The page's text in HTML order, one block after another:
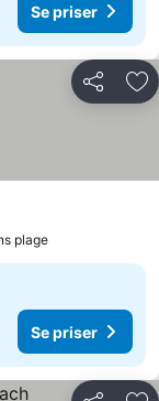
Se priser
Dela
plage
Se priser